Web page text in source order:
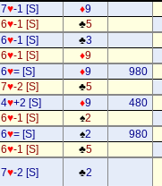
♦9
7♥-1 [S]
♣5
6♥-1 [S]
♣3
6♥-1 [S]
♦9
6♥-1 [S]
980
♦9
6♥= [S]
♣5
7♥-2 [S]
480
♦9
4♥+2 [S]
♠2
6♥-1 [S]
980
♠2
6♥= [S]
♣5
6♥-1 [S]
♣2
7♥-2 [S]